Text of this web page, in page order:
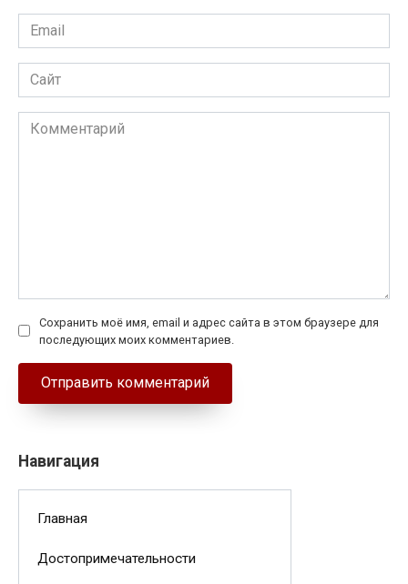
Email
*
Сайт
Комментарий
Сохранить моё имя, email и адрес сайта в этом браузере для
последующих моих комментариев.
Навигация
Главная
Достопримечательности